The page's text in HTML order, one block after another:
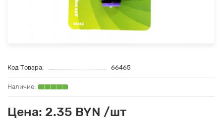
Код Товара: 66465
Цена: 2.35 BYN /шт